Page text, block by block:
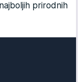
prirodnih